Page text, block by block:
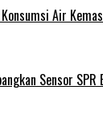
Air
Sensor